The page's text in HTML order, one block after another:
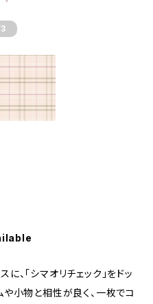
、「シマオリチェック」をドッ
や小物と相性が良く、一枚でコ